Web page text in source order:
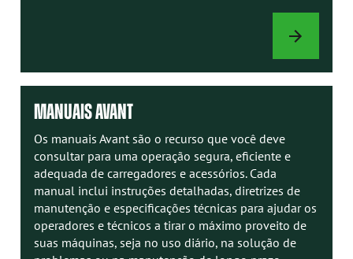
OPÇÕES
CARREGADOR
MANUAIS AVANT
Os manuais Avant são o recurso que você deve
consultar para uma operação segura, eficiente e
adequada de carregadores e acessórios. Cada
manual inclui instruções detalhadas, diretrizes de
manutenção e especificações técnicas para ajudar os
operadores e técnicos a tirar o máximo proveito de
suas máquinas, seja no uso diário, na solução de